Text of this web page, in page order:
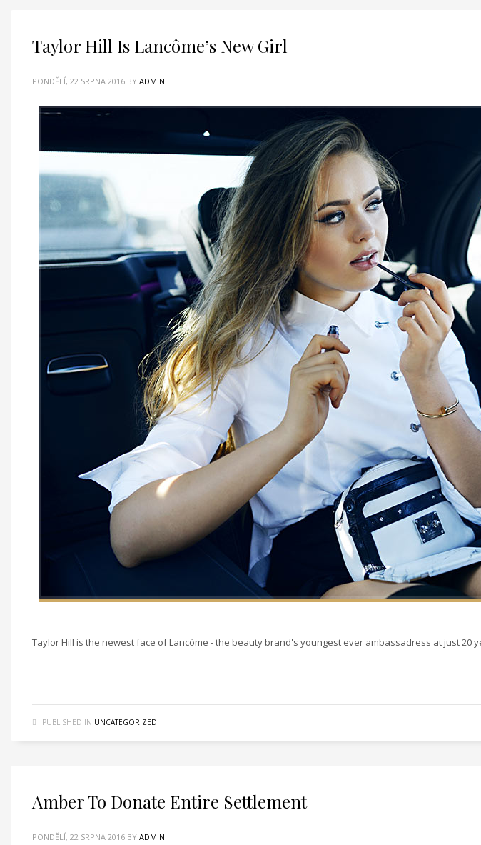
Taylor Hill Is Lancôme’s New Girl
PONDĚLÍ, 22 SRPNA 2016 BY ADMIN
Taylor Hill is the newest face of Lancôme - the beauty brand's youngest ever ambassadress at just 20
PUBLISHED IN UNCATEGORIZED
Amber To Donate Entire Settlement
PONDĚLÍ, 22 SRPNA 2016 BY ADMIN